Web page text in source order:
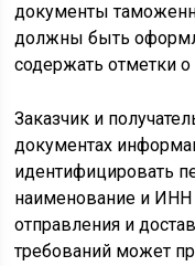
документы
должны быть
содержать отметки
Заказчик и
документах
идентифицировать
наименование и ИНН
отправления и
требований может